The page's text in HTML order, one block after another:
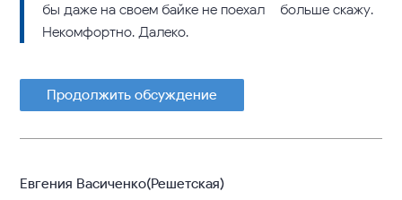
бы даже на своем байке не поехал – больше скажу.
Некомфортно. Далеко.
Продолжить обсуждение
Евгения Васиченко(Решетская)